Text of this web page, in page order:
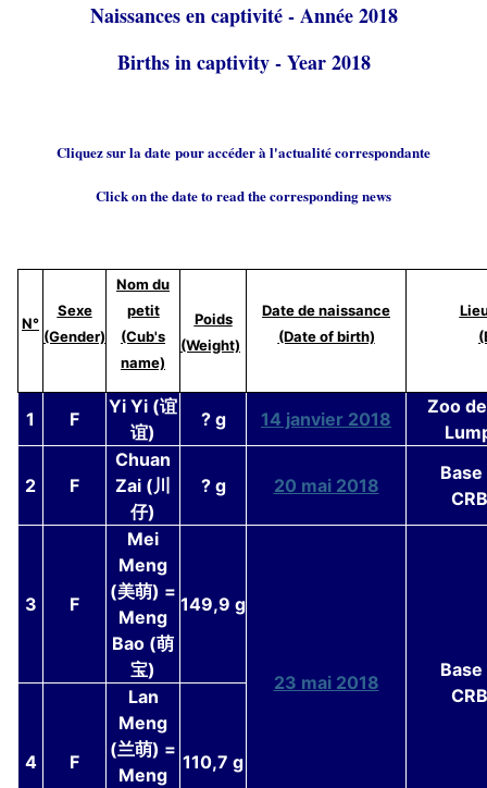
Naissances en captivité - Année 2018
Births in captivity - Year 2018
Cliquez sur la date pour accéder à l'actualité correspondante
Click on the date to read the corresponding news
N°
Sexe
(Gender)
Nom du
petit
(Cub's
name)
Poids
(Weight)
Date de naissance
(Date of birth)
1 F
Yi Yi (谊
谊)
? g 14 janvier 2018
Zoo
2 F
Chuan
Zai (川
仔)
? g 20 mai 2018
3 F
Mei
Meng
(美萌) =
Meng
Bao (萌
宝)
149,9 g
23 mai 2018
4 F
Lan
Meng
(兰萌) =
Meng
110,7 g